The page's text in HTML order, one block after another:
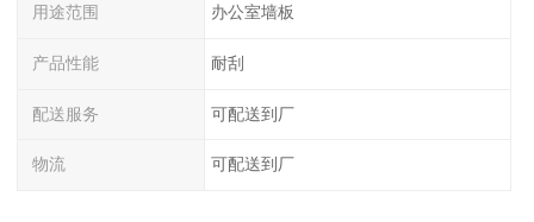
用途范围 办公室墙板
产品性能 耐刮
配送服务 可配送到厂
物流 可配送到厂